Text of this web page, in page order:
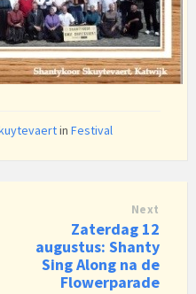
in Festival
Next
Zaterdag 12
augustus: Shanty
Sing Along na de
Flowerparade